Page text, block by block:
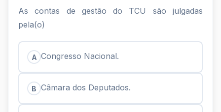
As contas de gestão do TCU são julgadas
pela(o)
A Congresso Nacional.
B Câmara dos Deputados.